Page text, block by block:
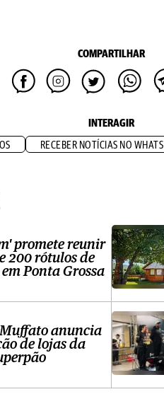
COMPARTILHAR
INTERAGIR
RECEBER NOTÍCIAS NO WHATS
promete reunir
200 rótulos de
Ponta Grossa
anuncia
de lojas da